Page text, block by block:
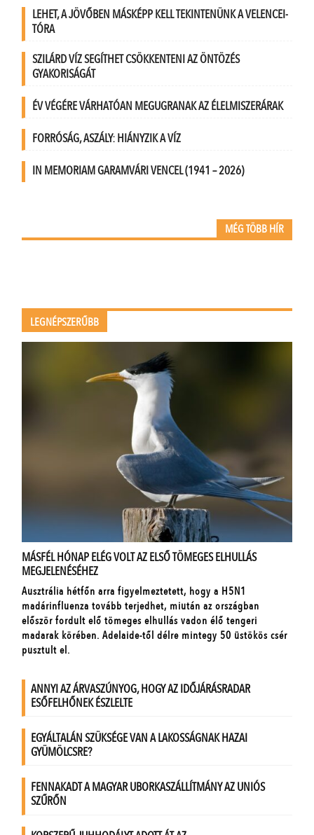
LEHET, A JÖVŐBEN MÁSKÉPP KELL TEKINTENÜNK A VELENCEI-
TÓRA
SZILÁRD VÍZ SEGÍTHET CSÖKKENTENI AZ ÖNTÖZÉS
GYAKORISÁGÁT
ÉV VÉGÉRE VÁRHATÓAN MEGUGRANAK AZ ÉLELMISZERÁRAK
FORRÓSÁG, ASZÁLY: HIÁNYZIK A VÍZ
IN MEMORIAM GARAMVÁRI VENCEL (1941 – 2026)
MÉG TÖBB HÍR
LEGNÉPSZERŰBB